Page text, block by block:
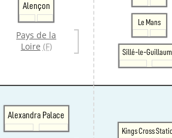
Alençon
Pays de la
Loire (F)
Le Mans
Sillé-le-
Alexandra Palace
Kings Cross